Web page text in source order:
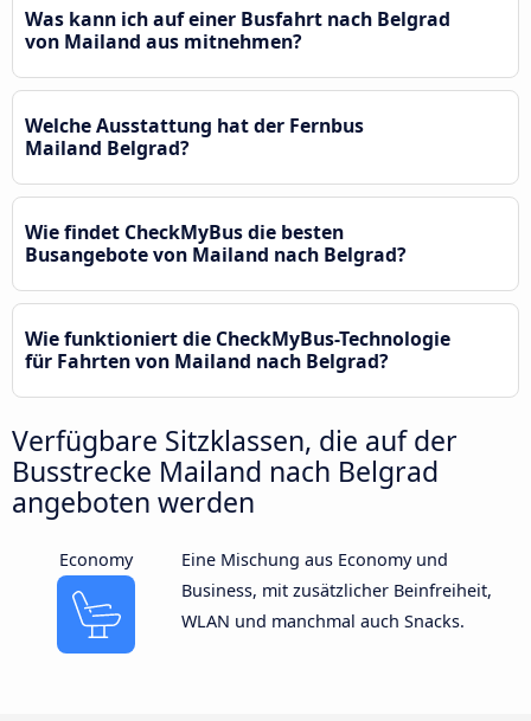
Was kann ich auf einer Busfahrt nach Belgrad
von Mailand aus mitnehmen?
Welche Ausstattung hat der Fernbus
Mailand Belgrad?
Wie findet CheckMyBus die besten
Busangebote von Mailand nach Belgrad?
Wie funktioniert die CheckMyBus-Technologie
für Fahrten von Mailand nach Belgrad?
Verfügbare Sitzklassen, die auf der
Busstrecke Mailand nach Belgrad
angeboten werden
Economy
Eine Mischung aus Economy und
Business, mit zusätzlicher Beinfreiheit,
WLAN und manchmal auch Snacks.